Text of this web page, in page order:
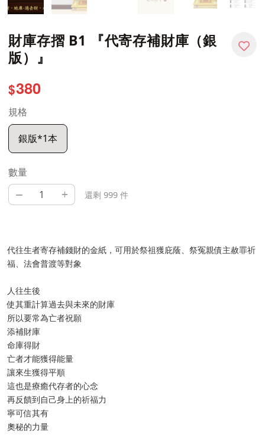
財庫存摺 B1 『代寄存補財庫（銀
版）』
$380
規格
銀版*1本
數量
– + 還剩 999 件
代往生者寄存補錢財的金紙，可用於祭祖獲庇蔭、祭冤親債主赦罪祈
福、法會普渡等對象
人往生後
使其重計算過去與未來的財庫
所以要常為亡者祝願
添補財庫
命庫得財
亡者才能獲得能量
讓來生獲得平順
這也是療癒代存者的心念
再反饋到自己身上的祈福力
寧可信其有
奧秘的力量